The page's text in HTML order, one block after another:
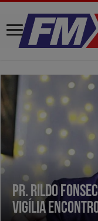
Pr. Rildo
Vigília